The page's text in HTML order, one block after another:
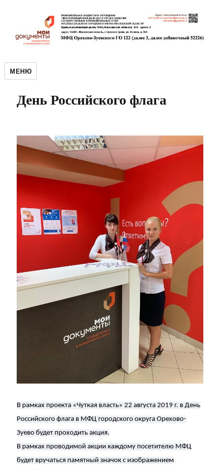
МЕНЮ
День Российского флага
В рамках проекта «Чуткая власть» 22 августа 2019 г. в День
Российского флага в МФЦ городского округа Орехово-
Зуево будет проходить акция.
В рамках проводимой акции каждому посетителю МФЦ
будет вручаться памятный значок с изображением